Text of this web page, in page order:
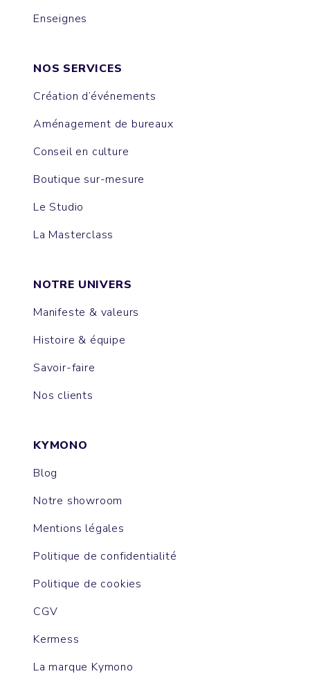
Enseignes
NOS SERVICES
Création d’événements
Aménagement de bureaux
Conseil en culture
Boutique sur-mesure
Le Studio
La Masterclass
NOTRE UNIVERS
Manifeste & valeurs
Histoire & équipe
Savoir-faire
Nos clients
KYMONO
Blog
Notre showroom
Mentions légales
Politique de confidentialité
Politique de cookies
CGV
Kermess
La marque Kymono